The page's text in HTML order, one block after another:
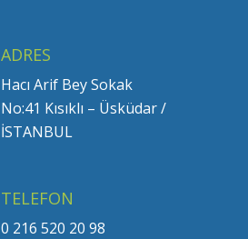
ADRES
Hacı Arif Bey Sokak
No:41 Kısıklı – Üsküdar /
İSTANBUL
TELEFON
0 216 520 20 98